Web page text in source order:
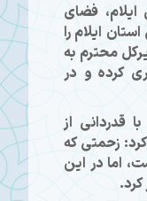
فضای
ایلام را
محترم به
کرده و در
قدردانی از
زحمتی که
اما در این